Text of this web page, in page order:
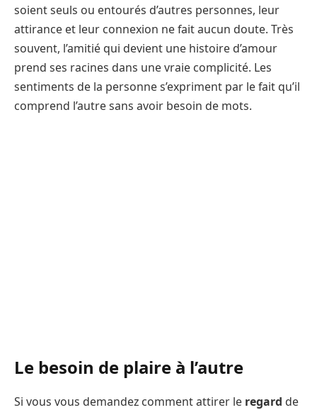
soient seuls ou entourés d’autres personnes, leur
attirance et leur connexion ne fait aucun doute. Très
souvent, l’amitié qui devient une histoire d’amour
prend ses racines dans une vraie complicité. Les
sentiments de la personne s’expriment par le fait qu’il
comprend l’autre sans avoir besoin de mots.
Le besoin de plaire à l’autre
Si vous vous demandez comment attirer le regard de